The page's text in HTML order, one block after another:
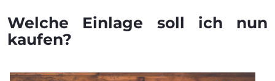
Welche Einlage soll ich nun
kaufen?